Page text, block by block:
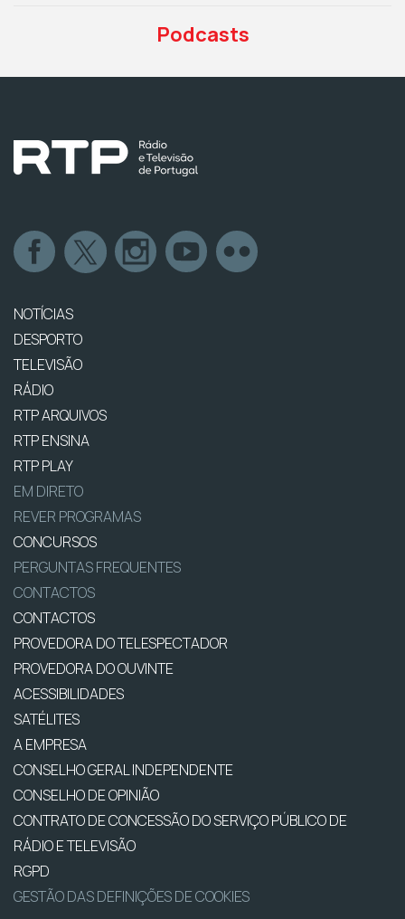
Podcasts
NOTÍCIAS
DESPORTO
TELEVISÃO
RÁDIO
RTP ARQUIVOS
RTP ENSINA
RTP PLAY
EM DIRETO
REVER PROGRAMAS
CONCURSOS
PERGUNTAS FREQUENTES
CONTACTOS
CONTACTOS
PROVEDORA DO TELESPECTADOR
PROVEDORA DO OUVINTE
ACESSIBILIDADES
SATÉLITES
A EMPRESA
CONSELHO GERAL INDEPENDENTE
CONSELHO DE OPINIÃO
CONTRATO DE CONCESSÃO DO SERVIÇO PÚBLICO DE
RÁDIO E TELEVISÃO
RGPD
GESTÃO DAS DEFINIÇÕES DE COOKIES